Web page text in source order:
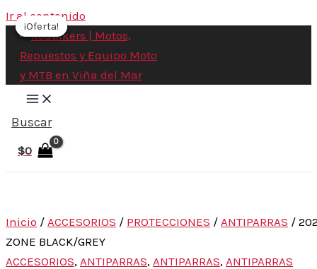
Ir al contenido
Buscar
$0
Inicio / ACCESORIOS / PROTECCIONES / ANTIPARRAS /
ZONE BLACK/GREY
ACCESORIOS, ANTIPARRAS, ANTIPARRAS, ANTIPARRAS
¡Oferta!
¡Oferta!
¡Oferta!
¡Oferta!